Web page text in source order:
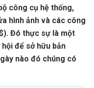
công cụ hệ thống,
hình ảnh và các công
Đó thực sự là một
để sở hữu bản
nào đó chúng có